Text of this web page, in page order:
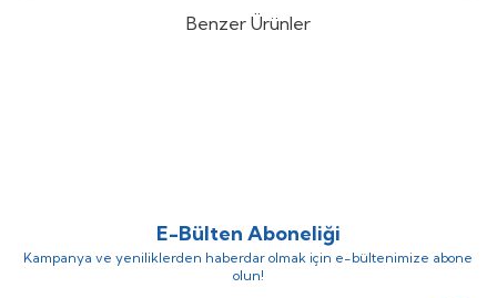
Benzer Ürünler
E-Bülten Aboneliği
Kampanya ve yeniliklerden haberdar olmak için e-bültenimize abone
olun!